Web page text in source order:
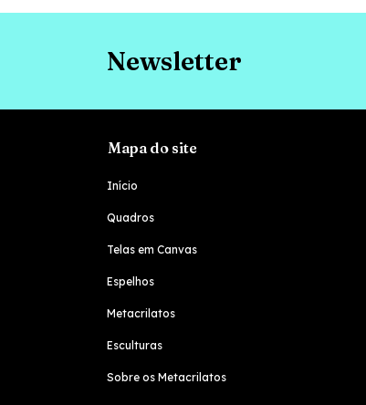
Newsletter
Mapa do site
Início
Quadros
Telas em Canvas
Espelhos
Metacrilatos
Esculturas
Sobre os Metacrilatos